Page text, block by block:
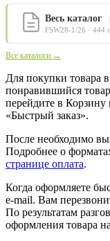
Весь каталог
FSW28-1/26 · 444
Все каталоги →
Для покупки товара
понравившийся
перейдите в
«Быстрый заказ».
После необходимо
Подробнее о
странице оплата.
Когда оформляете
e-mail. Вам
По результатам
оформления товара